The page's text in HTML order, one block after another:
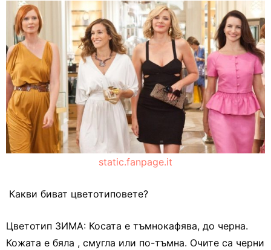
static.fanpage.it
Какви биват цветотиповете?
Цветотип ЗИМА: Косата е тъмнокафява, до черна.
Кожата е бяла , смугла или по-тъмна. Очите са черни